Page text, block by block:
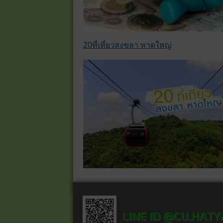
20ที่เที่ยวสงขลา หาดใหญ่